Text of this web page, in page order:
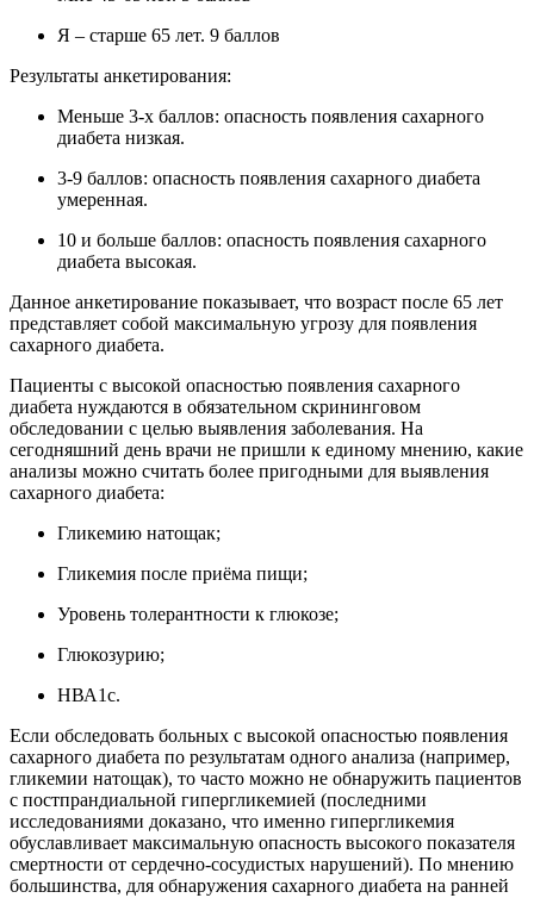
Я – старше 65 лет. 9 баллов
Результаты анкетирования:
Меньше 3-х баллов: опасность появления сахарного
диабета низкая.
3-9 баллов: опасность появления сахарного диабета
умеренная.
10 и больше баллов: опасность появления сахарного
диабета высокая.
Данное анкетирование показывает, что возраст после 65 лет
представляет собой максимальную угрозу для появления
сахарного диабета.
Пациенты с высокой опасностью появления сахарного
диабета нуждаются в обязательном скрининговом
обследовании с целью выявления заболевания. На
сегодняшний день врачи не пришли к единому мнению, какие
анализы можно считать более пригодными для выявления
сахарного диабета:
Гликемию натощак;
Гликемия после приёма пищи;
Уровень толерантности к глюкозе;
Глюкозурию;
НВА1с.
Если обследовать больных с высокой опасностью появления
сахарного диабета по результатам одного анализа (например,
гликемии натощак), то часто можно не обнаружить пациентов
с постпрандиальной гипергликемией (последними
исследованиями доказано, что именно гипергликемия
обуславливает максимальную опасность высокого показателя
смертности от сердечно-сосудистых нарушений). По мнению
большинства, для обнаружения сахарного диабета на ранней